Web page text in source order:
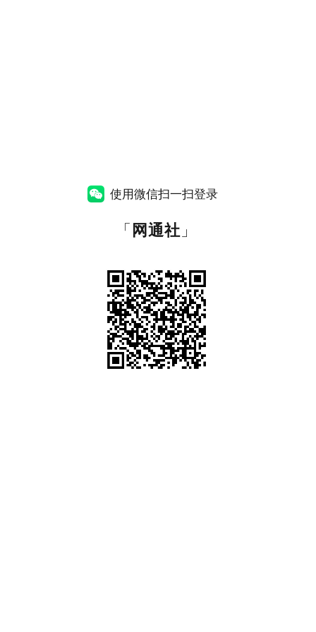
使用微信扫一扫登录
「 网通社 」